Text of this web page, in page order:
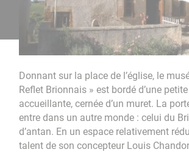
Donnant sur la place de l’église, le
Reflet Brionnais » est bordé d’une
accueillante, cernée d’un muret. La
entre dans un autre monde : celui du
d’antan. En un espace relativement
talent de son concepteur Louis